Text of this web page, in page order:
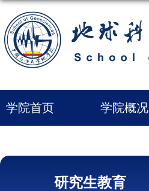
学院首页 学院概况
研究生教育